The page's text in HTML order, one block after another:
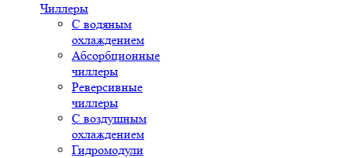
Чиллеры
С водяным
охлаждением
Абсорбционные
чиллеры
Реверсивные
чиллеры
С воздушным
охлаждением
Гидромодули